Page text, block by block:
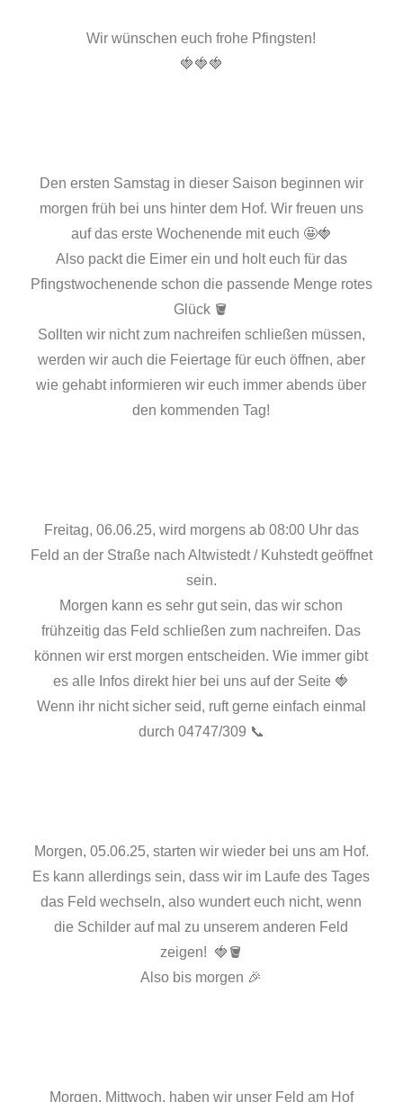
Wir wünschen euch frohe Pfingsten!
🍓🍓🍓
Den ersten Samstag in dieser Saison beginnen wir
morgen früh bei uns hinter dem Hof. Wir freuen uns
auf das erste Wochenende mit euch 🤩🍓
Also packt die Eimer ein und holt euch für das
Pfingstwochenende schon die passende Menge rotes
Glück 🪣
Sollten wir nicht zum nachreifen schließen müssen,
werden wir auch die Feiertage für euch öffnen, aber
wie gehabt informieren wir euch immer abends über
den kommenden Tag!
Freitag, 06.06.25, wird morgens ab 08:00 Uhr das
Feld an der Straße nach Altwistedt / Kuhstedt geöffnet
sein.
Morgen kann es sehr gut sein, das wir schon
frühzeitig das Feld schließen zum nachreifen. Das
können wir erst morgen entscheiden. Wie immer gibt
es alle Infos direkt hier bei uns auf der Seite 🍓
Wenn ihr nicht sicher seid, ruft gerne einfach einmal
durch 04747/309 📞
Morgen, 05.06.25, starten wir wieder bei uns am Hof.
Es kann allerdings sein, dass wir im Laufe des Tages
das Feld wechseln, also wundert euch nicht, wenn
die Schilder auf mal zu unserem anderen Feld
zeigen! 🍓🪣
Also bis morgen 🎉
Morgen, Mittwoch, haben wir unser Feld am Hof